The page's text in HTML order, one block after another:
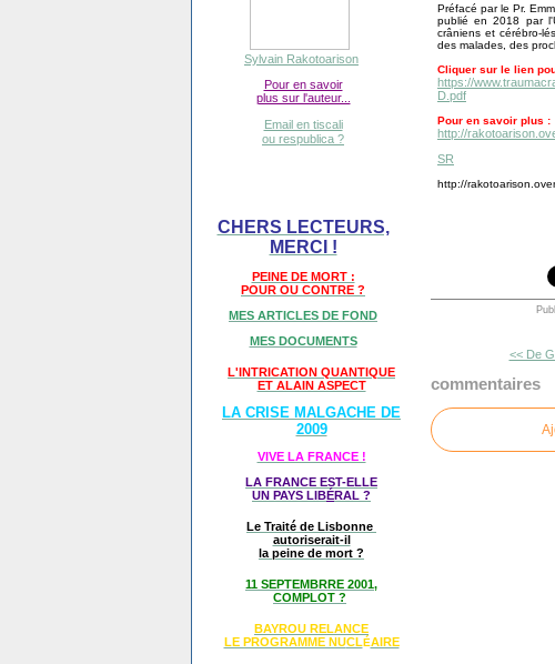
Sylvain Rakotoarison
Pour en savoir
plus sur l'auteur...
Email en tiscali
ou respublica ?
CHERS LECTEURS,
MERCI !
PEINE DE MORT :
POUR OU CONTRE ?
MES ARTICLES DE FOND
MES DOCUMENTS
L'INTRICATION QUANTIQUE
ET ALAIN ASPECT
LA CRISE MALGACHE DE
2009
VIVE LA FRANCE !
LA FRANCE EST-ELLE
UN PAYS LIBÉRAL ?
Le Traité de Lisbonne
autoriserait-il
la peine de mort ?
11 SEPTEMBRRE 2001,
COMPLOT ?
BAYROU RELANCE
LE PROGRAMME NUCLÉAIRE
Préfacé par le Pr.
publié en 2018 par
crâniens et cérébro-
des malades, des
Cliquer sur le lien
https://
D.pdf
Pour en savoir plus :
http://
SR
http://
<< De
commentaires